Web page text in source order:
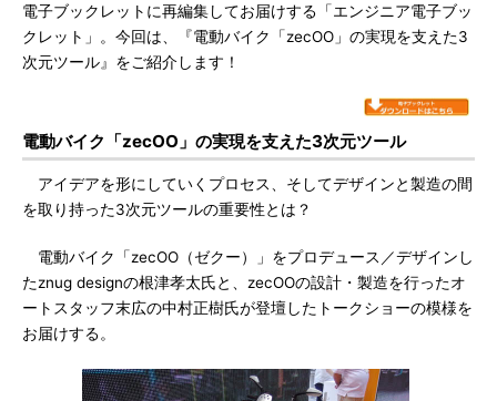
電子ブックレットに再編集してお届けする「エンジニア電子ブッ
クレット」。今回は、『電動バイク「zecOO」の実現を支えた3
次元ツール』をご紹介します！
電動バイク「zecOO」の実現を支えた3次元ツール
アイデアを形にしていくプロセス、そしてデザインと製造の間
を取り持った3次元ツールの重要性とは？
電動バイク「zecOO（ゼクー）」をプロデュース／デザインし
たznug designの根津孝太氏と、zecOOの設計・製造を行ったオ
ートスタッフ末広の中村正樹氏が登壇したトークショーの模様を
お届けする。